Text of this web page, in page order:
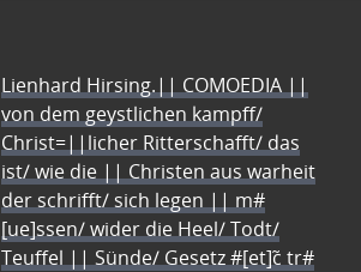
Lienhard Hirsing.|| COMOEDIA ||
von dem geystlichen kampff/
Christ=||licher Ritterschafft/ das
ist/ wie die || Christen aus warheit
der schrifft/ sich legen || m#
[ue]ssen/ wider die Heel/ Todt/
Teuffel || Sünde/ Gesetz #[et]c̃ tr#